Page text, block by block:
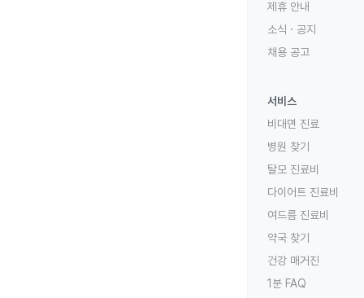
제휴 안내
소식 · 공지
채용 공고
서비스
비대면 진료
병원 찾기
탈모 진료비
다이어트 진료비
여드름 진료비
약국 찾기
건강 매거진
1분 FAQ